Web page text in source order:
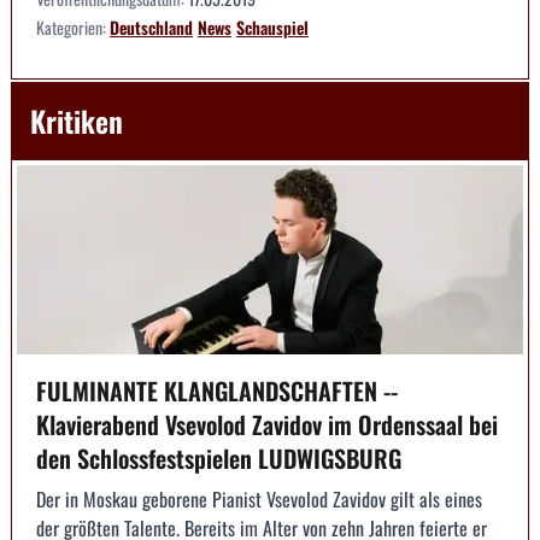
Kategorien:DeutschlandNewsSchauspiel
Kritiken
FULMINANTE KLANGLANDSCHAFTEN --
Klavierabend Vsevolod Zavidov im Ordenssaal bei
den Schlossfestspielen LUDWIGSBURG
Der in Moskau geborene Pianist Vsevolod Zavidov gilt als eines
der größten Talente. Bereits im Alter von zehn Jahren feierte er